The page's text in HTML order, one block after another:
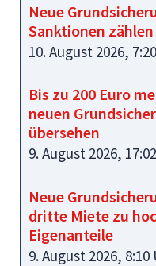
Neue
Sanktionen
10. August 2026,
Bis zu 200 Euro
neuen
übersehen
9. August 2026,
Neue
dritte Miete zu
Eigenanteile
9. August 2026, 8:10